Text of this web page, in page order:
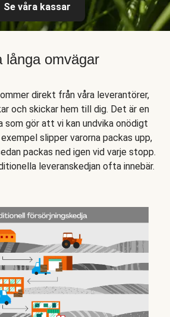
Se våra kassar
långa omvägar
direkt från våra leverantörer,
och skickar hem till dig. Det är en
som gör att vi kan undvika onödigt
slipper varorna packas upp,
packas ned igen vid varje stopp.
leveranskedjan ofta innebär.